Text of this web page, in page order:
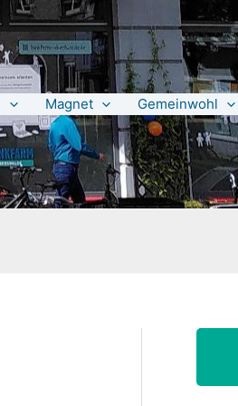
Magnet Gemeinwohl